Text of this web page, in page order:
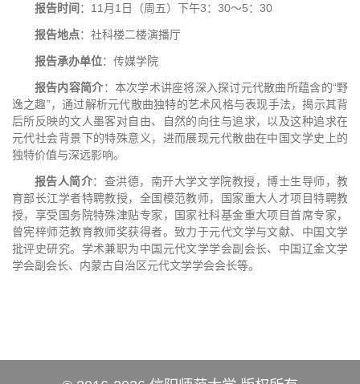
报告时间 ：11月1日（周五）下午3：30～5：30
报告地点：社科楼二楼演播厅
报告承办单位：传媒学院
报告内容简介：本次学术讲座将深入探讨元代散曲所蕴含的“野
逸之趣”，通过解析元代散曲独特的艺术风格与表现手法，揭示其背
后所反映的文人墨客对自由、自然的向往与追求，以及这种追求在
元代社会背景下的特殊意义，进而展现元代散曲在中国文学史上的
独特价值与深远影响。
报告人简介：查洪德，南开大学文学院教授，博士生导师，教
育部长江学者特聘教授，全国模范教师，国家重大人才项目特聘教
授，享受国务院特殊津贴专家，国家社科基金重大项目首席专家，
曾宪梓师范教育教师奖获得者。致力于元代文学与文献、中国文学
批评史研究。学术兼职为中国元代文学学会副会长、中国辽金文学
学会副会长、内蒙古自治区元代文学学会会长等。